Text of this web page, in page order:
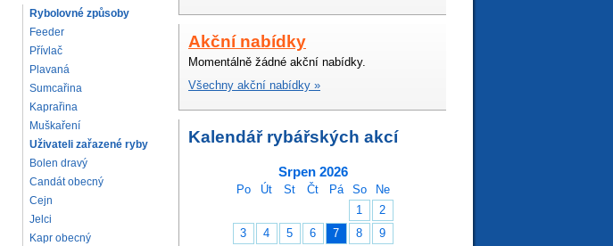
Rybolovné způsoby
Feeder
Přívlač
Plavaná
Sumcařina
Kaprařina
Muškaření
Uživateli zařazené ryby
Bolen dravý
Candát obecný
Cejn
Jelci
Kapr obecný
Akční nabídky
Momentálně žádné akční nabídky.
Všechny akční nabídky »
Kalendář rybářských akcí
Srpen 2026
Po Út St Čt Pá So
Ne
1
2
3
4 5 6 7 8
9